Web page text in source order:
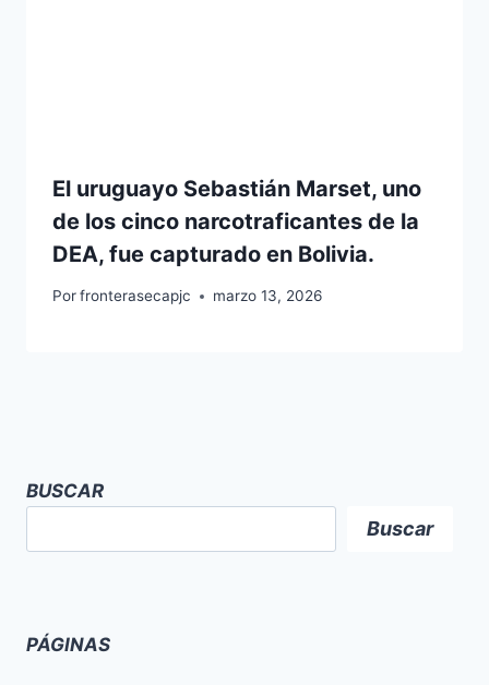
El uruguayo Sebastián Marset, uno
de los cinco narcotraficantes de la
DEA, fue capturado en Bolivia.
Porfronterasecapjc marzo 13, 2026
BUSCAR
Buscar
PÁGINAS